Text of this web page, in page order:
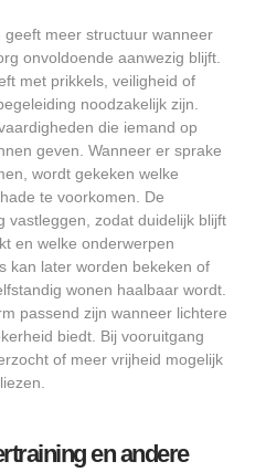
meer structuur wanneer
onvoldoende aanwezig blijft.
met prikkels, veiligheid of
noodzakelijk zijn.
die iemand op
geven. Wanneer er sprake
wordt gekeken welke
te voorkomen. De
vastleggen, zodat duidelijk blijft
en welke onderwerpen
kan later worden bekeken of
wonen haalbaar wordt.
passend zijn wanneer lichtere
biedt. Bij vooruitgang
of meer vrijheid mogelijk
en andere